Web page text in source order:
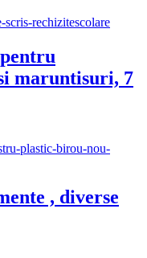
maruntisuri, 7
, diverse